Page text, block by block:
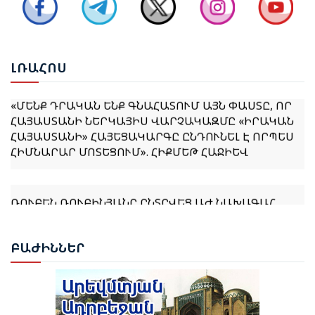
ԼՌԱՀՈՍ
ՔՆՆԱՐԿՎԵԼ Է ՀՀ ԿԱՌԱՎԱՐՈՒԹՅԱՆ 2026–2031
ՀԱՅԱՍՏԱՆԻ ՆԵՐԿԱՅԻՍ ՎԱՐՉԱԿԱԶՄԸ «ԻՐԱԿԱՆ
ՀԱՅԱՍՏԱՆԻ» ՀԱՅԵՑԱԿԱՐԳԸ ԸՆԴՈՒՆԵԼ Է ՈՐՊԵՍ
ՀԻՄՆԱՐԱՐ ՄՈՏԵՑՈՒՄ». ՀԻՔՄԵԹ ՀԱՋԻԵՎ
ՆԻԿՈԼ ՓԱՇԻՆՅԱՆԻՆ ՎԱՐՉԱՊԵՏ ՆՇԱՆԱԿԵԼՈՒ
ՄԱՍԻՆ ՀՐԱՄԱՆԱԳԻՐԸ
ԲԱԺԻՆՆԵՐ